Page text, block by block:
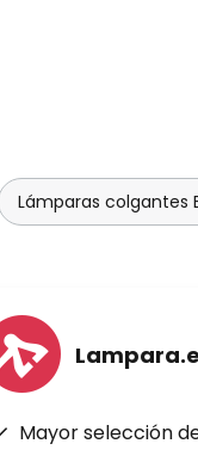
Lámparas colgantes
Mayor selección